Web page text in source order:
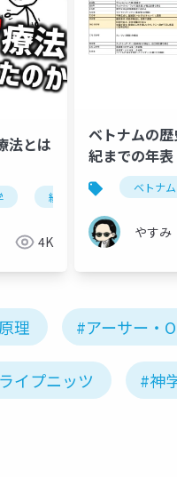
法とは
統合失調症 イン
4K
ベトナムの
紀までの年表
ベトナム
やすみ
理 #アーサー・
イプニッツ #神